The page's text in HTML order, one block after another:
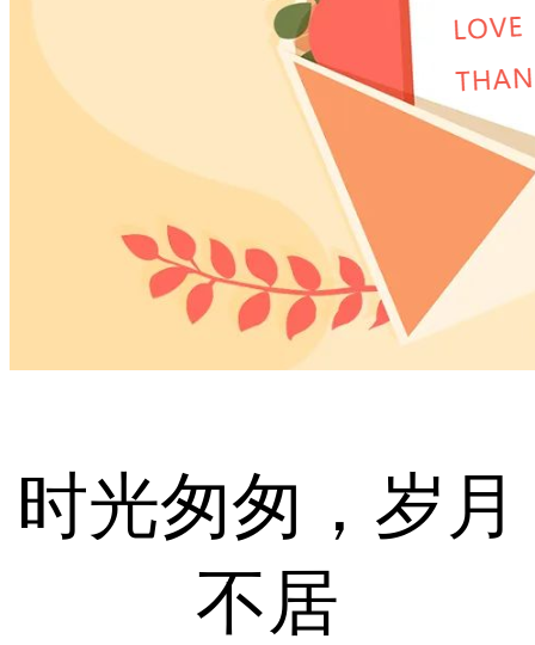
时光匆匆，岁月
不居